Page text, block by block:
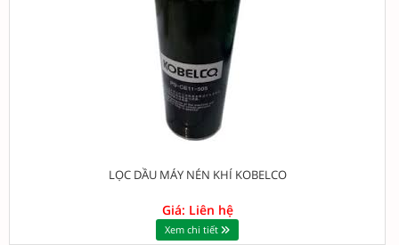
LỌC DẦU MÁY NÉN KHÍ KOBELCO
Giá: Liên hệ
Xem chi tiết